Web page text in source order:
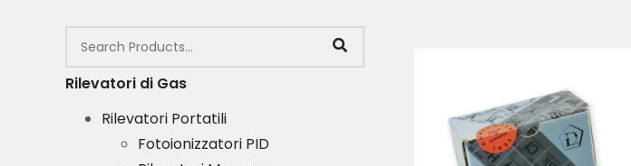
Rilevatori di Gas
Rilevatori Portatili
Fotoionizzatori PID